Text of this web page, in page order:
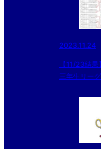
2023.11.24
【11/23結
三年生リー